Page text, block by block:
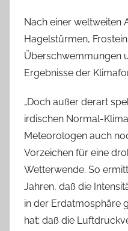
Nach einer weltweiten
Hagelstürmen,
Überschwemmungen
Ergebnisse der
„Doch außer derart
irdischen Normal-
Meteorologen auch
Vorzeichen für eine
Wetterwende. So
Jahren, daß die
in der Erdatmosphäre
hat; daß die